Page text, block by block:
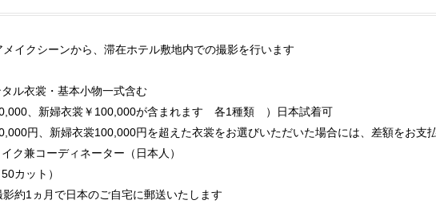
イクシーンから、滞在ホテル敷地内での撮影を行います
ル衣裳・基本小物一式含む
、新婦衣裳￥100,000が含まれます 各1種類 ）日本試着可
円、新婦衣裳100,000円を超えた衣裳をお選びいただいた場合には、差額をお支
ク兼コーディネーター（日本人）
カット）
約1ヵ月で日本のご自宅に郵送いたします